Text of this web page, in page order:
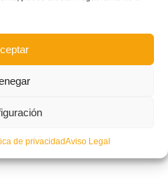
de privacidadAviso Legal
Four del Fútbol Sala autonómico